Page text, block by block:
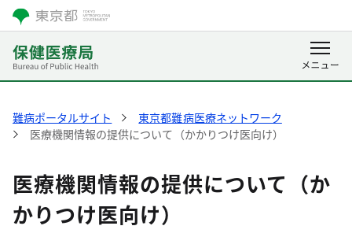
難病ポータルサイト
東京都難病医療ネットワーク
医療機関情報の提供について（かかりつけ医向け）
医療機関情報の提供について（か
かりつけ医向け）